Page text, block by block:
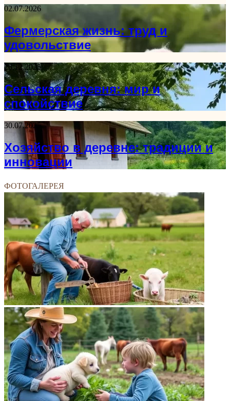
02.07.2026
Фермерская жизнь: труд и
удовольствие
26.12.2025
Сельская деревня: мир и
спокойствие
30.07.2025
Хозяйство в деревне: традиции и
инновации
ФОТОГАЛЕРЕЯ